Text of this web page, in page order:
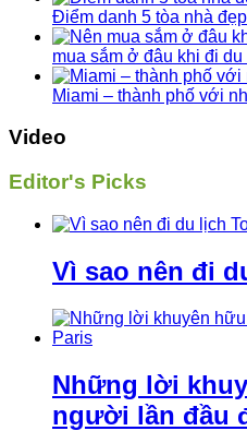
Điểm danh 5 tòa nhà
mua sắm ở đâu khi đi
Miami – thành phố với
Video
Editor's Picks
Vì sao nên đi
Những lời
người lần đầu